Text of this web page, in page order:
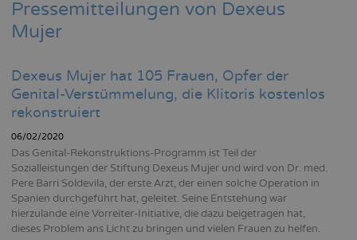
Pressemitteilungen von Dexeus
Mujer
Dexeus Mujer hat 105 Frauen, Opfer der
Genital-Verstümmelung, die Klitoris kostenlos
rekonstruiert
06/02/2020
Das Genital-Rekonstruktions-Programm ist Teil der
Sozialleistungen der Stiftung Dexeus Mujer und wird von Dr. med.
Pere Barri Soldevila, der erste Arzt, der einen solche Operation in
Spanien durchgeführt hat, geleitet. Seine Entstehung war
hierzulande eine Vorreiter-Initiative, die dazu beigetragen hat,
dieses Problem ans Licht zu bringen und vielen Frauen zu helfen.